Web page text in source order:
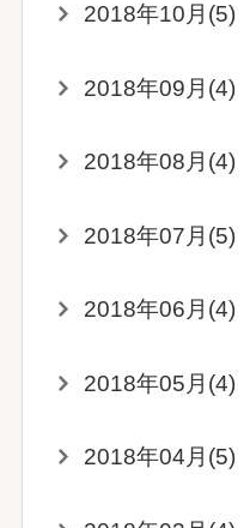
2018年10月(5)
2018年09月(4)
2018年08月(4)
2018年07月(5)
2018年06月(4)
2018年05月(4)
2018年04月(5)